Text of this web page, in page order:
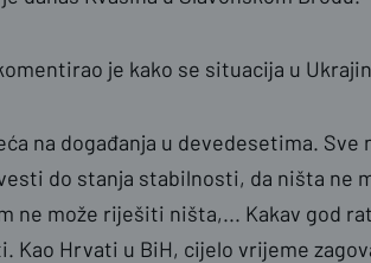
je kako se situacija u
na događanja u devedesetima. Sve
do stanja stabilnosti, da ništa ne
ne može riješiti ništa,... Kakav god
Kao Hrvati u BiH, cijelo vrijeme